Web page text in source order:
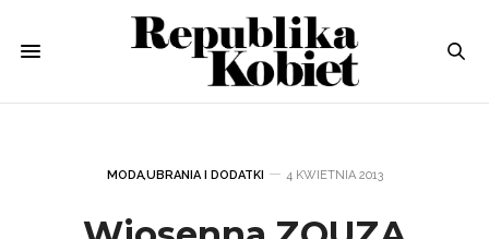
MODA,UBRANIA I DODATKI 4 KWIETNIA 2013